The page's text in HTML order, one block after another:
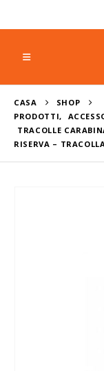
CASA
SHOP
PRODOTTI,
TRACOLLE
RISERVA –